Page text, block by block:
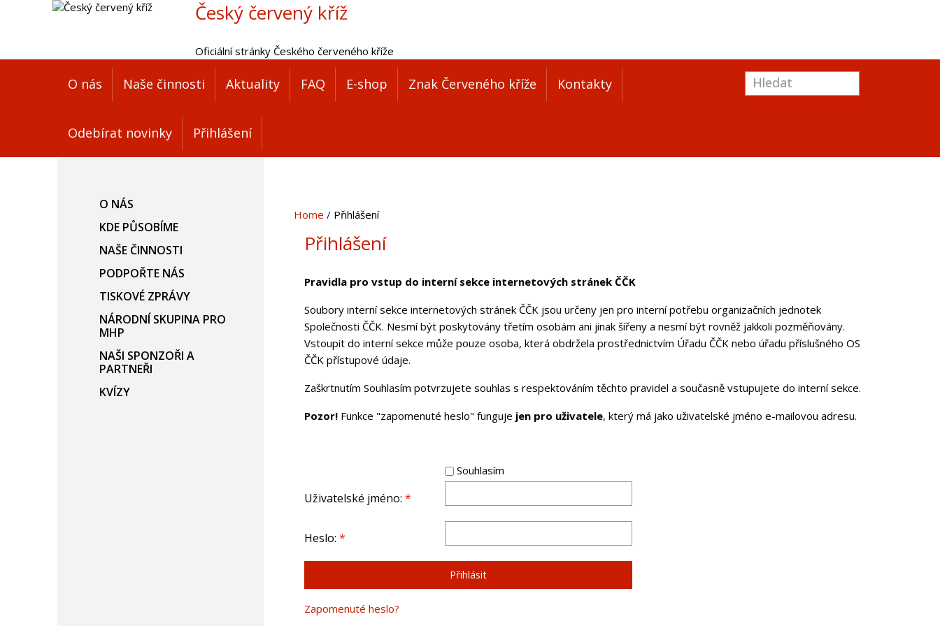
Český červený kříž
Oficiální stránky Českého červeného kříže
O nás Naše činnosti Aktuality FAQ E-shop Znak Červeného kříže Kontakty
Odebírat novinky Přihlášení
Home Přihlášení
Přihlášení
Pravidla pro vstup do interní sekce internetových stránek ČČK
Soubory interní sekce internetových stránek ČČK jsou určeny jen pro interní potřebu organizačních jednotek
Společnosti ČČK. Nesmí být poskytovány třetím osobám ani jinak šířeny a nesmí být rovněž jakkoli pozměňovány.
Vstoupit do interní sekce může pouze osoba, která obdržela prostřednictvím Úřadu ČČK nebo úřadu příslušného OS
ČČK přístupové údaje.
Zaškrtnutím Souhlasím potvrzujete souhlas s respektováním těchto pravidel a současně vstupujete do interní sekce.
Pozor!Funkce "zapomenuté heslo" funguje jen pro uživatele, který má jako uživatelské jméno e-mailovou adresu.
Souhlasím
Uživatelské jméno: *
Heslo: *
Zapomenuté heslo?
O NÁS
KDE PŮSOBÍME
NAŠE ČINNOSTI
PODPOŘTE NÁS
TISKOVÉ ZPRÁVY
NÁRODNÍ SKUPINA PRO
MHP
NAŠI SPONZOŘI A
PARTNEŘI
KVÍZY